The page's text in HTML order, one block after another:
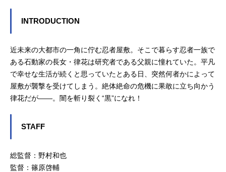
INTRODUCTION
近未来の大都市の一角に佇む忍者屋敷。そこで暮らす忍者一族で
ある石動家の長女・律花は研究者である父親に憧れていた。平凡
で幸せな生活が続くと思っていたとある日、突然何者かによって
屋敷が襲撃を受けてしまう。絶体絶命の危機に果敢に立ち向かう
律花だが――。闇を斬り裂く“黒”になれ！
STAFF
総監督：野村和也
監督：篠原啓輔